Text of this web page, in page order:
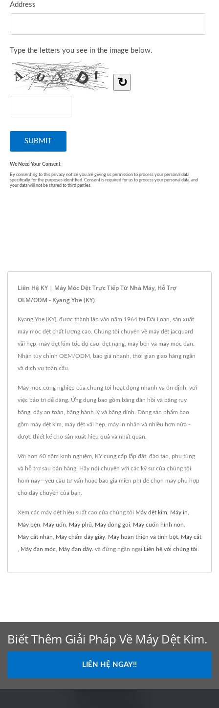
Liên Hệ KY | Máy Móc Dệt Trực Tiếp Từ Nhà Máy, Hỗ Trợ
OEM/ODM - Kyang Yhe (KY)
Kyang Yhe (KY), được thành lập vào năm 1964 tại Đài Loan, sản xuất
máy móc dệt chất lượng cao. Chúng tôi chuyên về máy dệt jacquard
vải hẹp, máy dệt kim tốc độ cao, dệt nặng, máy bện và máy móc đan.
Nhận tùy chỉnh OEM/ODM, báo giá nhanh, thời gian giao hàng ngắn
và dịch vụ toàn cầu.
Máy móc công nghiệp của chúng tôi hoạt động nhanh và ổn định, với
việc bảo trì dễ dàng. Ứng dụng bao gồm băng đàn hồi và băng ruy
băng, dây an toàn, băng hành lý và băng dính. Dòng sản phẩm bao
gồm máy dệt kim, máy dệt vải hẹp, máy in nhãn và nhiều hơn nữa -
được thiết kế cho sản xuất hiệu quả và nhất quán.
Với hơn 60 năm kinh nghiệm, KY cung cấp lắp đặt, đào tạo, phụ tùng
và hỗ trợ sau bán hàng. Hãy nói chuyện với các kỹ sư của chúng tôi
hôm nay—yêu cầu tư vấn hoặc báo giá miễn phí để chọn máy phù hợp
cho dây chuyền của bạn.
Xem các máy dệt hiệu suất cao của chúng tôi Máy dệt kim Máy in
Máy bện Máy uốn Máy phủ Máy đóng gói Máy cuốn hình nón
Máy cắt nhãn Máy chấm dây giày Máy hoàn thiện và tinh bột Máy cắt
Máy đan móc Máy đan dây. và đừng ngần ngại Liên hệ với chúng tôi
Biết Thêm Giải Pháp Về Máy Dệt Kim.
LIÊN HỆ NGAY!!